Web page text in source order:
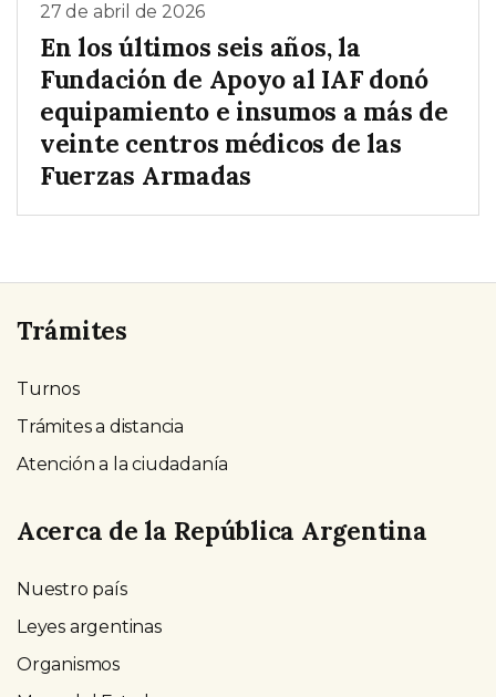
27 de abril de 2026
En los últimos seis años, la
Fundación de Apoyo al IAF donó
equipamiento e insumos a más de
veinte centros médicos de las
Fuerzas Armadas
Trámites
Turnos
Trámites a distancia
Atención a la ciudadanía
Acerca de la República Argentina
Nuestro país
Leyes argentinas
Organismos